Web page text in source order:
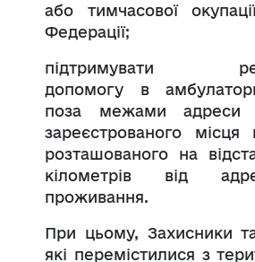
або тимчасової
Федерації;
підтримувати
допомогу в
поза межами адреси
зареєстрованого місця
розташованого на
кілометрів від
проживання.
При цьому, Захисники
які перемістилися з